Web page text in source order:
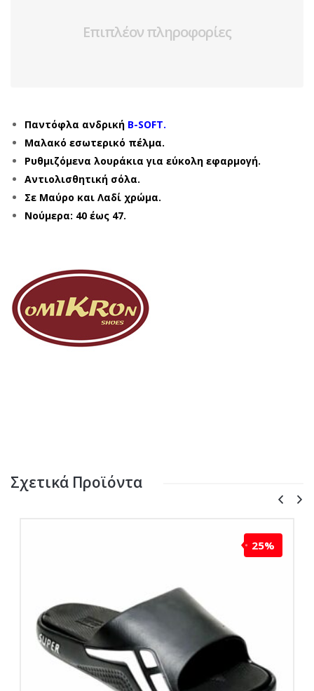
Επιπλέον πληροφορίες
Παντόφλα ανδρική B-SOFT.
Μαλακό εσωτερικό πέλμα.
Ρυθμιζόμενα λουράκια για εύκολη εφαρμογή.
Αντιολισθητική σόλα.
Σε Μαύρο και Λαδί χρώμα.
Νούμερα: 40 έως 47.
Σχετικά Προϊόντα
25%